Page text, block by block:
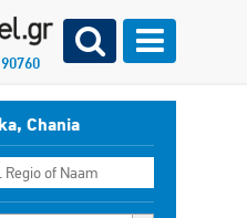
Chania